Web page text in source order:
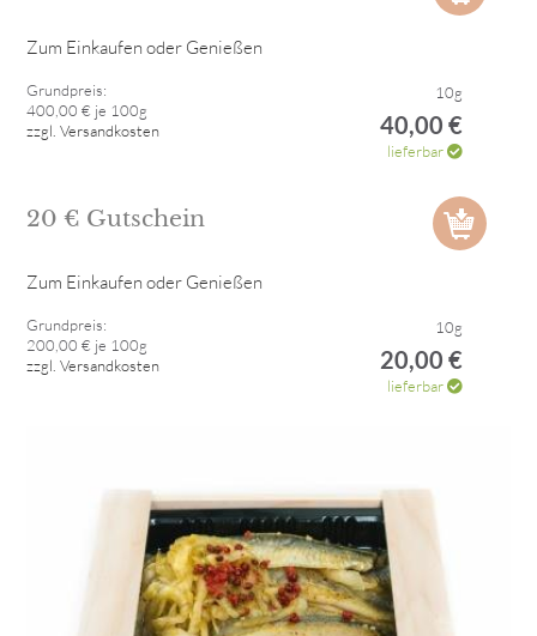
Zum Einkaufen oder Genießen
Grundpreis:
400,00 € je 100g
zzgl. Versandkosten
10g
40,00 €
lieferbar
20 € Gutschein
Zum Einkaufen oder Genießen
Grundpreis:
200,00 € je 100g
zzgl. Versandkosten
10g
20,00 €
lieferbar